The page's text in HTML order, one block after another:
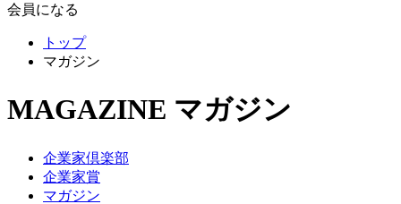
会員になる
トップ
マガジン
MAGAZINE マガジン
企業家倶楽部
企業家賞
マガジン